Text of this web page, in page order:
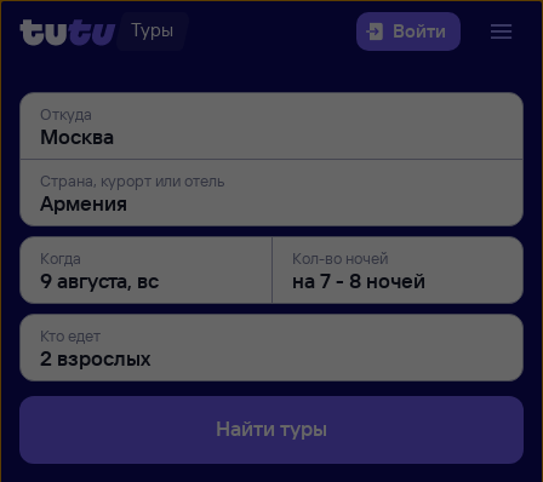
Туры Войти
Откуда
Страна, курорт или отель
Когда Кол-во ночей
Кто едет
Найти туры